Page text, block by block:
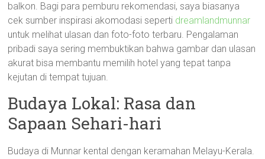
balkon. Bagi para pemburu rekomendasi, saya biasanya
cek sumber inspirasi akomodasi seperti dreamlandmunnar
untuk melihat ulasan dan foto-foto terbaru. Pengalaman
pribadi saya sering membuktikan bahwa gambar dan ulasan
akurat bisa membantu memilih hotel yang tepat tanpa
kejutan di tempat tujuan.
Budaya Lokal: Rasa dan
Sapaan Sehari-hari
Budaya di Munnar kental dengan keramahan Melayu-Kerala.